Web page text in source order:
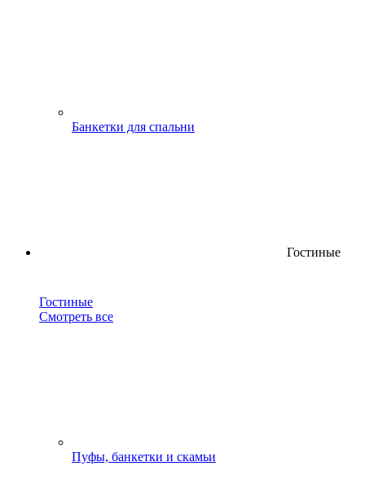
Банкетки для спальни
Гостиные
Гостиные
Смотреть все
Пуфы, банкетки и скамьи